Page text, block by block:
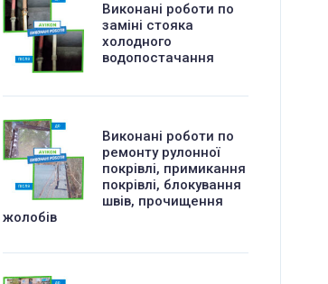
Виконані роботи по
заміні стояка
холодного
водопостачання
Виконані роботи по
ремонту рулонної
покрівлі, примикання
покрівлі, блокування
швів, прочищення
жолобів